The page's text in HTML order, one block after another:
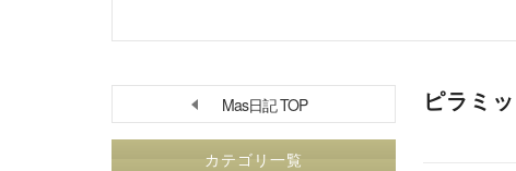
Mas日記 TOP
カテゴリ一覧
ピラミ